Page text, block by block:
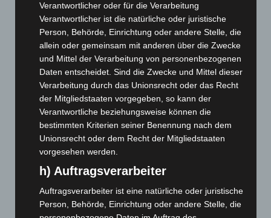
April 2025(88)
März 2025(111)
Februar 2025(96)
Januar 2025(88)
Dezember 2024
(89)
November 2024(94)
Oktober 2024(93)
September 2024 (112)
August 2024(107)
Juli 2024 (89)
Juni 2024(107)
Mai 2024(149)
Verantwortlicher oder für die Verarbeitung
Verantwortlicher ist die natürliche oder juristische
Person, Behörde, Einrichtung oder andere Stelle, die
allein oder gemeinsam mit anderen über die Zwecke
und Mittel der Verarbeitung von personenbezogenen
Daten entscheidet. Sind die Zwecke und Mittel dieser
Verarbeitung durch das Unionsrecht oder das Recht
der Mitgliedstaaten vorgegeben, so kann der
Verantwortliche beziehungsweise können die
bestimmten Kriterien seiner Benennung nach dem
Unionsrecht oder dem Recht der Mitgliedstaaten
vorgesehen werden.
h) Auftragsverarbeiter
Auftragsverarbeiter ist eine natürliche oder juristische
Person, Behörde, Einrichtung oder andere Stelle, die